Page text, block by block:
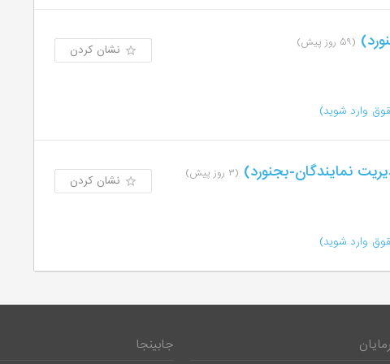
(۵۹ روز پیش)
وارد شوید)
نشان کردن
نمایندگان-بجنورد) (۳ روز پیش)
وارد شوید)
نشان کردن
جابینجا